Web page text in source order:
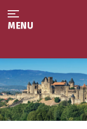
MENU